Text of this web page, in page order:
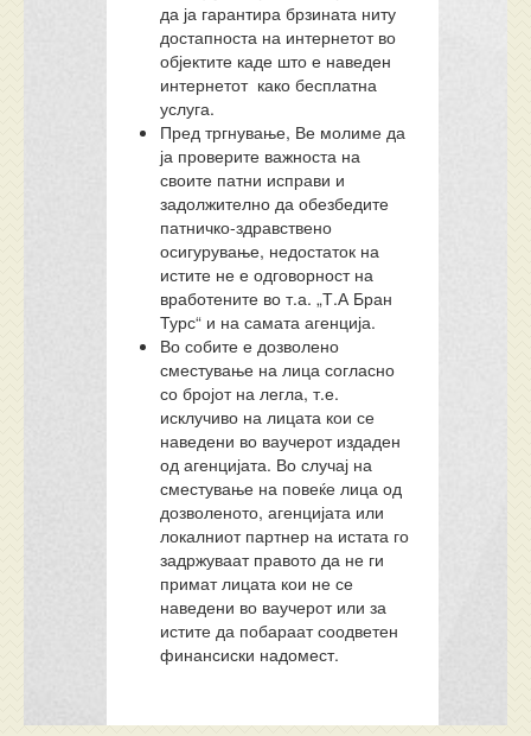
да ја гарантира брзината ниту
достапноста на интернетот во
објектите каде што е наведен
интернетот како бесплатна
услуга.
Пред тргнување, Ве молиме да
ја проверите важноста на
своите патни исправи и
задолжително да обезбедите
патничко-здравствено
осигурување, недостаток на
истите не е одговорност на
вработените во т.а. „Т.А Бран
Турс“ и на самата агенција.
Во собите е дозволено
сместување на лица согласно
со бројот на легла, т.е.
исклучиво на лицата кои се
наведени во ваучерот издаден
од агенцијата. Во случај на
сместување на повеќе лица од
дозволеното, агенцијата или
локалниот партнер на истата го
задржуваат правото да не ги
примат лицата кои не се
наведени во ваучерот или за
истите да побараат соодветен
финансиски надомест.